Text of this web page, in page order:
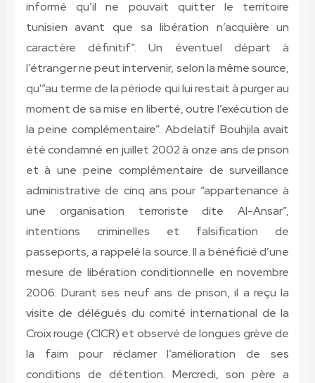
informé qu’il ne pouvait quitter le territoire
tunisien avant que sa libération n’acquière un
caractère définitif”. Un éventuel départ à
l’étranger ne peut intervenir, selon la même source,
qu'”au terme de la période qui lui restait à purger au
moment de sa mise en liberté, outre l’exécution de
la peine complémentaire”. Abdelatif Bouhjila avait
été condamné en juillet 2002 à onze ans de prison
et à une peine complémentaire de surveillance
administrative de cinq ans pour “appartenance à
une organisation terroriste dite Al-Ansar”,
intentions criminelles et falsification de
passeports, a rappelé la source. Il a bénéficié d’une
mesure de libération conditionnelle en novembre
2006. Durant ses neuf ans de prison, il a reçu la
visite de délégués du comité international de la
Croix rouge (CICR) et observé de longues grève de
la faim pour réclamer l’amélioration de ses
conditions de détention. Mercredi, son père a